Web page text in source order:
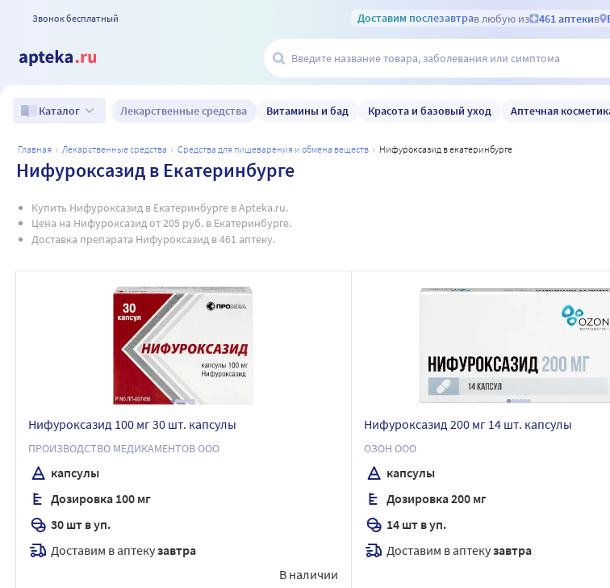
Звонок бесплатный Доставим послезавтрав любую из 461 аптекив
Каталог Лекарственные средства Витамины и бад Красота и базовый уход Аптечная
главная лекарственные средства средства для пищеварения и обмена веществ нифуроксазид в екатеринбурге
Нифуроксазид в Екатеринбурге
Купить Нифуроксазид в Екатеринбурге в Apteka.ru.
Цена на Нифуроксазид от 205 руб. в Екатеринбурге.
Доставка препарата Нифуроксазид в 461 аптеку.
Нифуроксазид 100 мг 30 шт. капсулы
ПРОИЗВОДСТВО МЕДИКАМЕНТОВ ООО
капсулы
Дозировка 100 мг
30 шт в уп.
Доставим в аптекузавтра
В наличии
Нифуроксазид 200 мг 14 шт. капсулы
ОЗОН ООО
капсулы
Дозировка 200 мг
14 шт в уп.
Доставим в аптекузавтра